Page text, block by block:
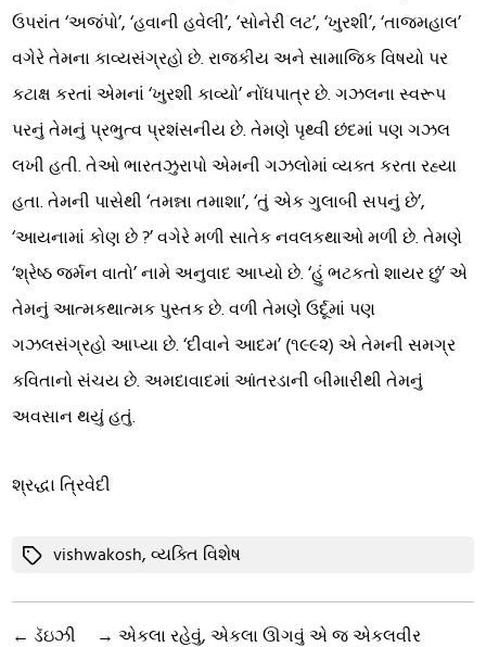
ઉપરાંત ‘અજંપો’, ‘હવાની હવેલી’, ‘સોનેરી લટ’, ‘ખુરશી’, ‘તાજમહાલ’
વગેરે તેમના કાવ્યસંગ્રહો છે. રાજકીય અને સામાજિક વિષયો પર
કટાક્ષ કરતાં એમનાં ‘ખુરશી કાવ્યો’ નોંધપાત્ર છે. ગઝલના સ્વરૂપ
પરનું તેમનું પ્રભુત્વ પ્રશંસનીય છે. તેમણે પૃથ્વી છંદમાં પણ ગઝલ
લખી હતી. તેઓ ભારતઝુરાપો એમની ગઝલોમાં વ્યક્ત કરતા રહ્યા
હતા. તેમની પાસેથી ‘તમન્ના તમાશા’, ‘તું એક ગુલાબી સપનું છે’,
‘આયનામાં કોણ છે ?’ વગેરે મળી સાતેક નવલકથાઓ મળી છે. તેમણે
‘શ્રેષ્ઠ જર્મન વાતો’ નામે અનુવાદ આપ્યો છે. ‘હું ભટકતો શાયર છું’ એ
તેમનું આત્મકથાત્મક પુસ્તક છે. વળી તેમણે ઉર્દૂમાં પણ
ગઝલસંગ્રહો આપ્યા છે. ‘દીવાને આદમ’ (૧૯૯૨) એ તેમની સમગ્ર
કવિતાનો સંચય છે. અમદાવાદમાં આંતરડાની બીમારીથી તેમનું
અવસાન થયું હતું.
શ્રદ્ધા ત્રિવેદી
Tagsvishwakosh,વ્યક્તિ વિશેષ
← ડૅઇઝી → એકલા રહેવું, એકલા ઊગવું એ જ એકલવીર